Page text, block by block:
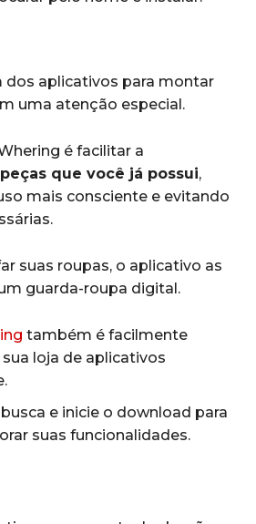
dos aplicativos para montar
uma atenção especial.
é facilitar a
que você já possui,
mais consciente e evitando
suas roupas, o aplicativo as
guarda-roupa digital.
também é facilmente
loja de aplicativos
e inicie o download para
suas funcionalidades.